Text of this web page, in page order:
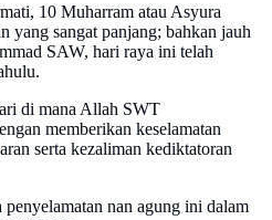
10 Muharram atau Asyura
yang sangat panjang; bahkan jauh
SAW, hari raya ini telah
di mana Allah SWT
memberikan keselamatan
serta kezaliman kediktatoran
nan agung ini dalam